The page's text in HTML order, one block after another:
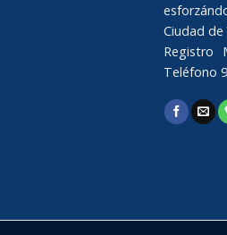
Ciudad de
Registro
Teléfono